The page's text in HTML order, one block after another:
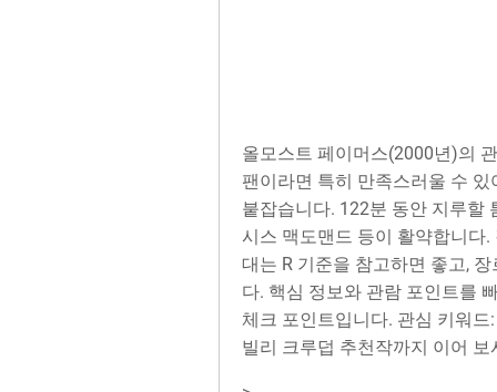
올모스트 페이머스(2000년)의
팬이라면 특히 만족스러울 수
붙잡습니다. 122분 동안 지루할
시스 맥도맨드 등이 활약합니다
대는 R 기준을 참고하면 좋고,
다. 핵심 정보와 관람 포인트를
체크 포인트입니다. 관심 키워드
빌리 크루덥 추천작까지 이어